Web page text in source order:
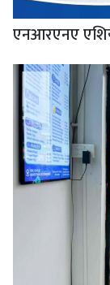
एनआरएनए